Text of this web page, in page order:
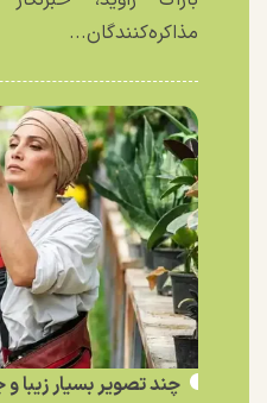
مذاکره‌کنندگان...
چند تصویر بسیار زیبا و